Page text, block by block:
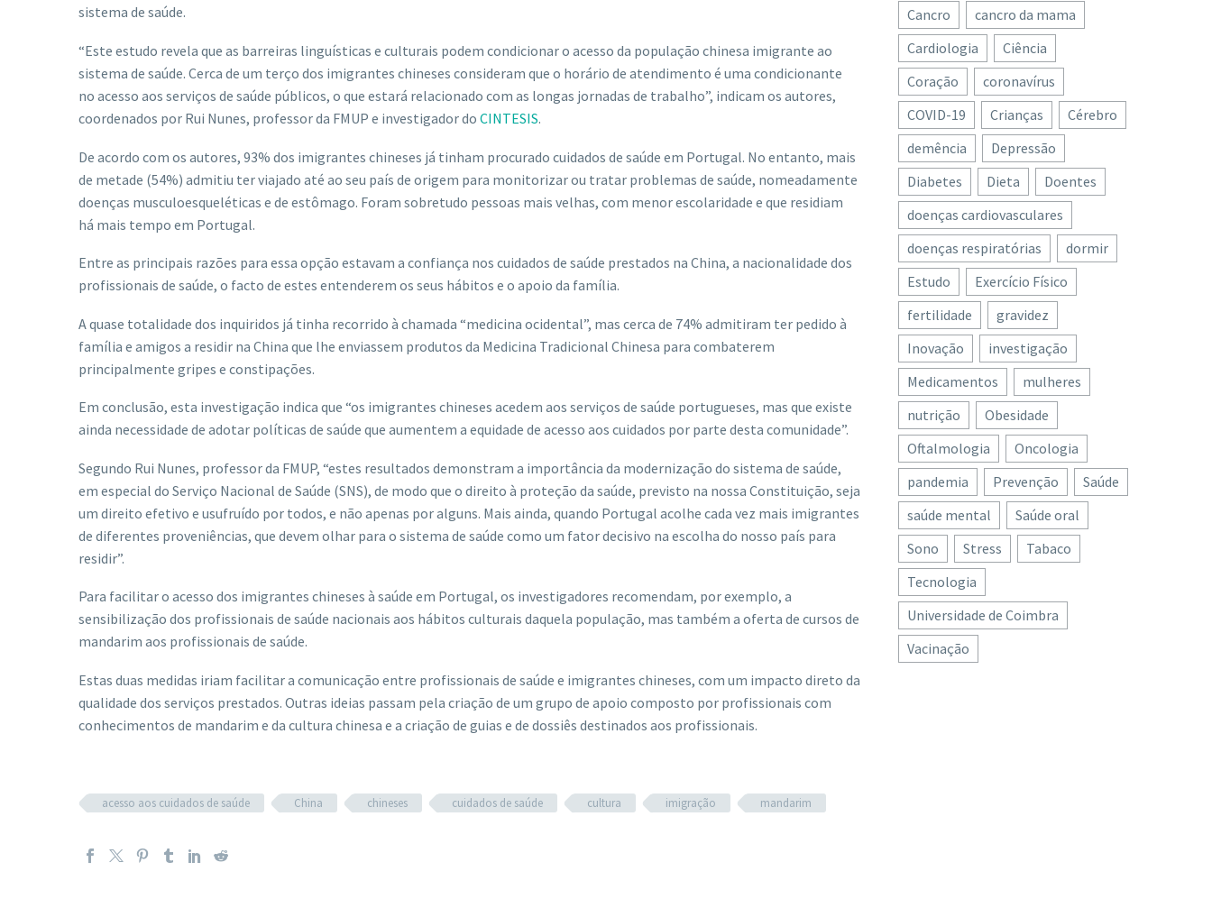
sistema de saúde.
“Este estudo revela que as barreiras linguísticas e culturais podem condicionar o acesso da população chinesa imigrante ao
sistema de saúde. Cerca de um terço dos imigrantes chineses consideram que o horário de atendimento é uma condicionante
no acesso aos serviços de saúde públicos, o que estará relacionado com as longas jornadas de trabalho”, indicam os autores,
coordenados por Rui Nunes, professor da FMUP e investigador do CINTESIS.
De acordo com os autores, 93% dos imigrantes chineses já tinham procurado cuidados de saúde em Portugal. No entanto, mais
de metade (54%) admitiu ter viajado até ao seu país de origem para monitorizar ou tratar problemas de saúde, nomeadamente
doenças musculoesqueléticas e de estômago. Foram sobretudo pessoas mais velhas, com menor escolaridade e que residiam
há mais tempo em Portugal.
Entre as principais razões para essa opção estavam a confiança nos cuidados de saúde prestados na China, a nacionalidade dos
profissionais de saúde, o facto de estes entenderem os seus hábitos e o apoio da família.
A quase totalidade dos inquiridos já tinha recorrido à chamada “medicina ocidental”, mas cerca de 74% admitiram ter pedido à
família e amigos a residir na China que lhe enviassem produtos da Medicina Tradicional Chinesa para combaterem
principalmente gripes e constipações.
Em conclusão, esta investigação indica que “os imigrantes chineses acedem aos serviços de saúde portugueses, mas que existe
ainda necessidade de adotar políticas de saúde que aumentem a equidade de acesso aos cuidados por parte desta comunidade”.
Segundo Rui Nunes, professor da FMUP, “estes resultados demonstram a importância da modernização do sistema de saúde,
em especial do Serviço Nacional de Saúde (SNS), de modo que o direito à proteção da saúde, previsto na nossa Constituição, seja
um direito efetivo e usufruído por todos, e não apenas por alguns. Mais ainda, quando Portugal acolhe cada vez mais imigrantes
de diferentes proveniências, que devem olhar para o sistema de saúde como um fator decisivo na escolha do nosso país para
residir”.
Para facilitar o acesso dos imigrantes chineses à saúde em Portugal, os investigadores recomendam, por exemplo, a
sensibilização dos profissionais de saúde nacionais aos hábitos culturais daquela população, mas também a oferta de cursos de
mandarim aos profissionais de saúde.
Estas duas medidas iriam facilitar a comunicação entre profissionais de saúde e imigrantes chineses, com um impacto direto da
qualidade dos serviços prestados. Outras ideias passam pela criação de um grupo de apoio composto por profissionais com
conhecimentos de mandarim e da cultura chinesa e a criação de guias e de dossiês destinados aos profissionais.
acesso aos cuidados de saúde China chineses cuidados de saúde cultura imigração mandarim
Cancro
cancro da mama
Cardiologia
Ciência
Coração
coronavírus
COVID-19
Crianças
Cérebro
demência
Depressão
Diabetes
Dieta
Doentes
doenças cardiovasculares
doenças respiratórias
dormir
Estudo
Exercício Físico
fertilidade
gravidez
Inovação
investigação
Medicamentos
mulheres
nutrição
Obesidade
Oftalmologia
Oncologia
pandemia
Prevenção
Saúde
saúde mental
Saúde oral
Sono
Stress
Tabaco
Tecnologia
Universidade de Coimbra
Vacinação